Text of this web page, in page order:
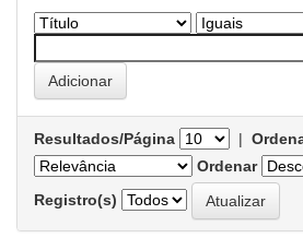
Resultados/Página |
Ordenar
Registro(s)